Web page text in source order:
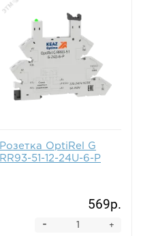
Розетка OptiRel G
RR93-51-12-24U-6-P
569р.
+
-